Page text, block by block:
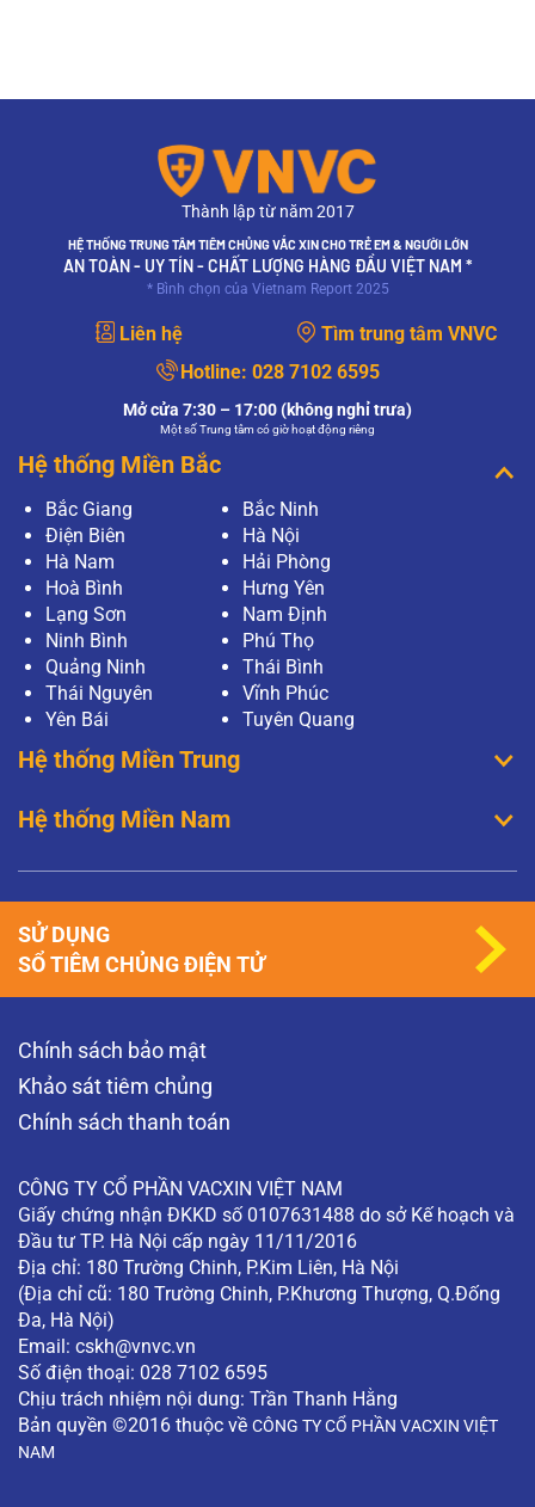
Thành lập từ năm 2017
HỆ THỐNG TRUNG TÂM TIÊM CHỦNG VẮC XIN CHO TRẺ EM & NGƯỜI LỚN
AN TOÀN - UY TÍN - CHẤT LƯỢNG HÀNG ĐẦU VIỆT NAM *
* Bình chọn của Vietnam Report 2025
Liên hệ
Tìm trung tâm VNVC
Hotline: 028 7102 6595
Mở cửa 7:30 – 17:00 (không nghỉ trưa)
Một số Trung tâm có giờ hoạt động riêng
Hệ thống Miền Bắc
Bắc Giang
Bắc Ninh
Điện Biên
Hà Nội
Hà Nam
Hải Phòng
Hoà Bình
Hưng Yên
Lạng Sơn
Nam Định
Ninh Bình
Phú Thọ
Quảng Ninh
Thái Bình
Thái Nguyên
Vĩnh Phúc
Yên Bái
Tuyên Quang
Hệ thống Miền Trung
Hệ thống Miền Nam
Chính sách bảo mật
Khảo sát tiêm chủng
Chính sách thanh toán
CÔNG TY CỔ PHẦN VACXIN VIỆT NAM
Giấy chứng nhận ĐKKD số 0107631488 do sở Kế hoạch và
Đầu tư TP. Hà Nội cấp ngày 11/11/2016
Địa chỉ: 180 Trường Chinh, P.Kim Liên, Hà Nội
(Địa chỉ cũ: 180 Trường Chinh, P.Khương Thượng, Q.Đống
Đa, Hà Nội)
Email: cskh@vnvc.vn
Số điện thoại: 028 7102 6595
Chịu trách nhiệm nội dung: Trần Thanh Hằng
Bản quyền ©2016 thuộc về CÔNG TY CỔ PHẦN VACXIN VIỆT
NAM
SỬ DỤNG
SỔ TIÊM CHỦNG ĐIỆN TỬ